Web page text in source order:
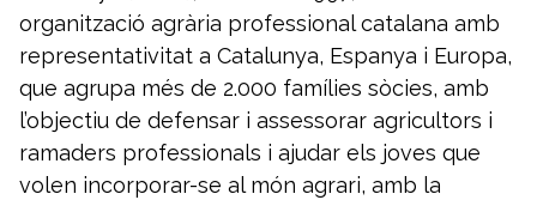
organització agrària professional catalana amb
representativitat a Catalunya, Espanya i Europa,
que agrupa més de 2.000 famílies sòcies, amb
l’objectiu de defensar i assessorar agricultors i
ramaders professionals i ajudar els joves que
volen incorporar-se al món agrari, amb la